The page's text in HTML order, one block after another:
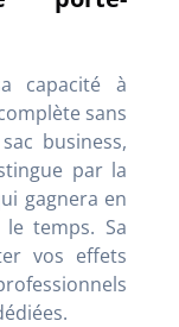
capacité à
sans
business,
par la
gagnera en
temps. Sa
vos effets